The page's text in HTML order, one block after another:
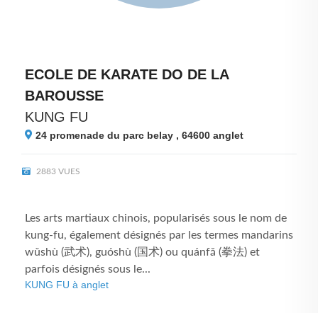
ECOLE DE KARATE DO DE LA
BAROUSSE
KUNG FU
24 promenade du parc belay , 64600 anglet
2883 VUES
Les arts martiaux chinois, popularisés sous le nom de
kung-fu, également désignés par les termes mandarins
wǔshù (武术), guóshù (国术) ou quánfǎ (拳法) et
parfois désignés sous le...
KUNG FU à anglet